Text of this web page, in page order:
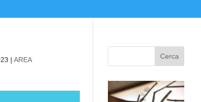
|AREA
Cerca